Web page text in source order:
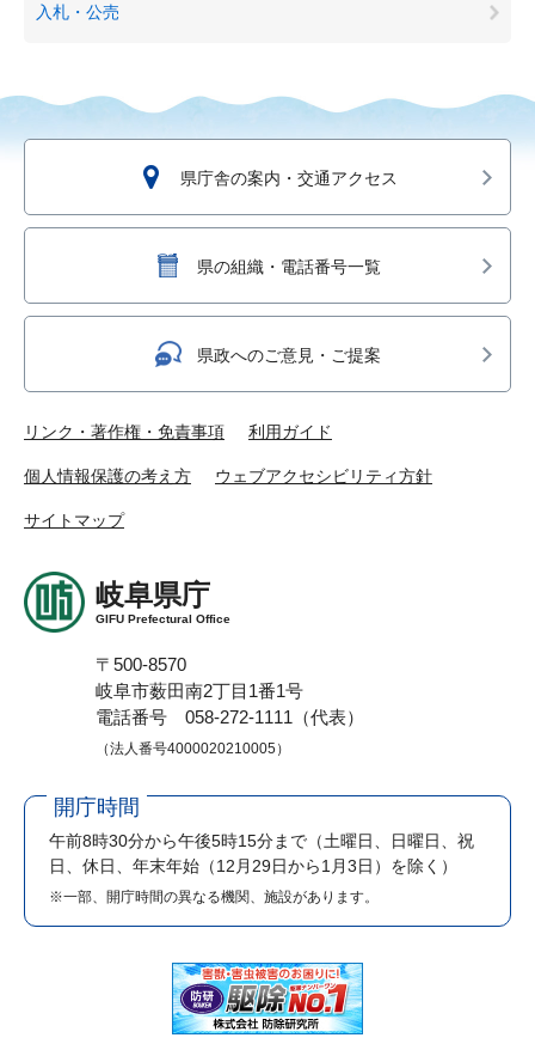
入札・公売
県庁舎の案内・交通アクセス
県の組織・電話番号一覧
県政へのご意見・ご提案
リンク・著作権・免責事項 利用ガイド
個人情報保護の考え方 ウェブアクセシビリティ方針
サイトマップ
岐阜県庁
GIFU Prefectural Office
〒500-8570
岐阜市薮田南2丁目1番1号
電話番号 058-272-1111（代表）
（法人番号4000020210005）
開庁時間
午前8時30分から午後5時15分まで （土曜日、日曜日、祝
日、休日、年末年始（12月29日から1月3日）を除く）
※一部、開庁時間の異なる機関、施設があります。